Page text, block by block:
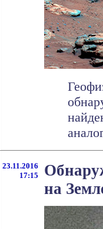
23.11.2016
17:15
на